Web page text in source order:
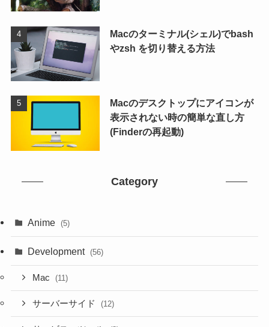
Macのターミナル(シェル)でbash
やzsh を切り替える方法
Macのデスクトップにアイコンが
表示されない時の簡単な直し方
(Finderの再起動)
Category
Anime (5)
Development (56)
Mac (11)
サーバーサイド (12)